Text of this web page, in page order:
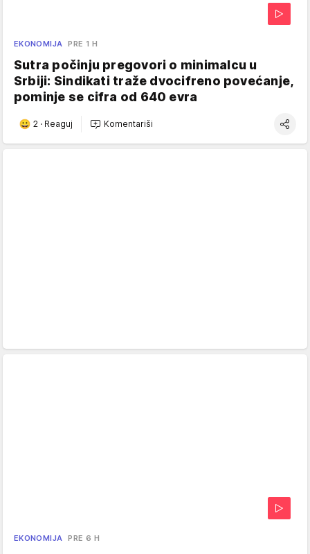
EKONOMIJA PRE 1 H
Sutra počinju pregovori o minimalcu u
Srbiji: Sindikati traže dvocifreno povećanje,
pominje se cifra od 640 evra
2 · Reaguj Komentariši
EKONOMIJA PRE 6 H